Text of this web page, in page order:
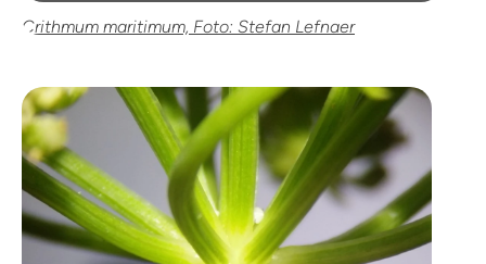
Crithmum maritimum, Foto: Stefan Lefnaer